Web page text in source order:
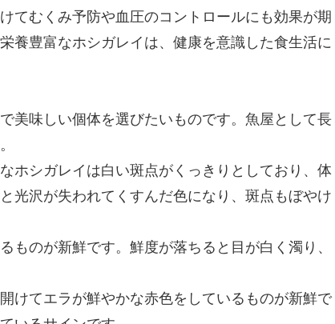
てむくみ予防や血圧のコントロールにも効果が期
養豊富なホシガレイは、健康を意識した食生活に
美味しい個体を選びたいものです。魚屋として長
ホシガレイは白い斑点がくっきりとしており、体
光沢が失われてくすんだ色になり、斑点もぼやけ
ものが新鮮です。鮮度が落ちると目が白く濁り、
けてエラが鮮やかな赤色をしているものが新鮮で